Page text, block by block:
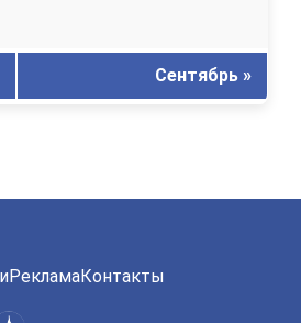
Сентябрь »
РекламаКонтакты